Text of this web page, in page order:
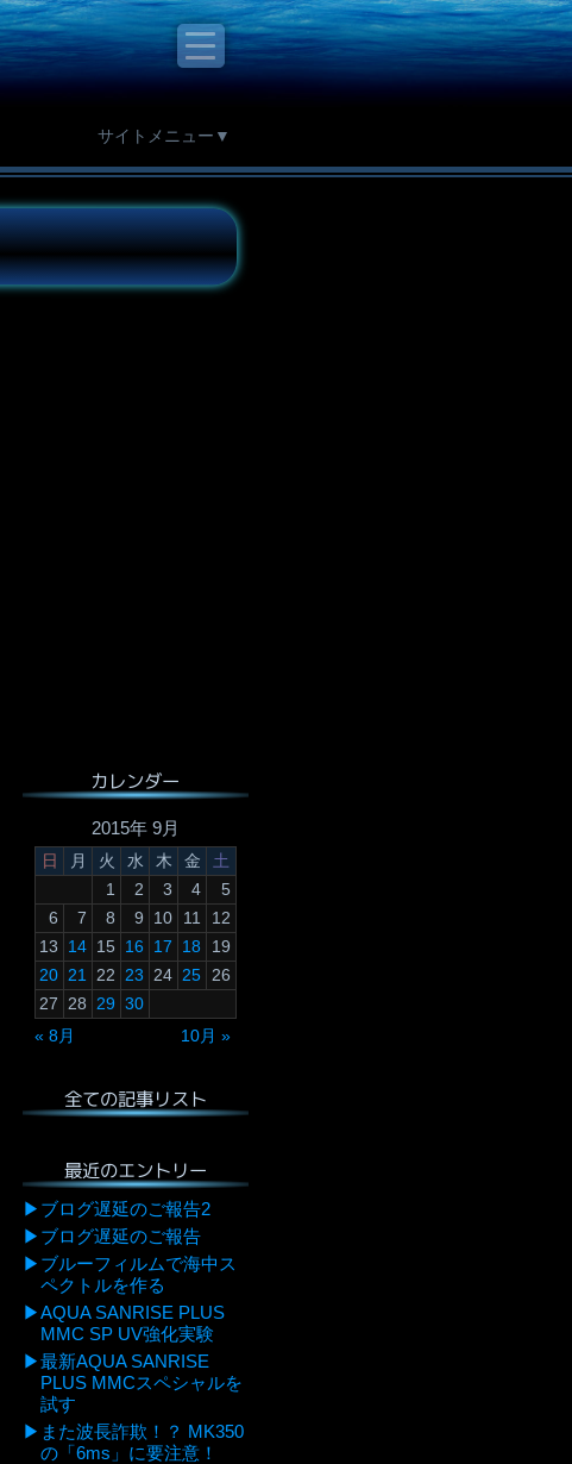
サイトメニュー▼
カレンダー
2015年 9月
日 月 火 水 木 金 土
« 8月 10月 »
1 2 3 4
5
6
7 8 9 10 11
12
13
14 15 16 17 18
19
20 21 22 23 24 25
26
27
28 29 30
全ての記事リスト
最近のエントリー
ブログ遅延のご報告2
ブログ遅延のご報告
ブルーフィルムで海中ス
ペクトルを作る
AQUA SANRISE PLUS
MMC SP UV強化実験
最新AQUA SANRISE
PLUS MMCスペシャルを
試す
また波長詐欺！？ MK350
の「6ms」に要注意！